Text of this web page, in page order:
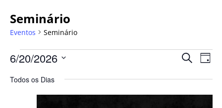
Seminário
Eventos Seminário
e
Procurar
do
Dia
6/20/2026
a
data.
Todos os Dias